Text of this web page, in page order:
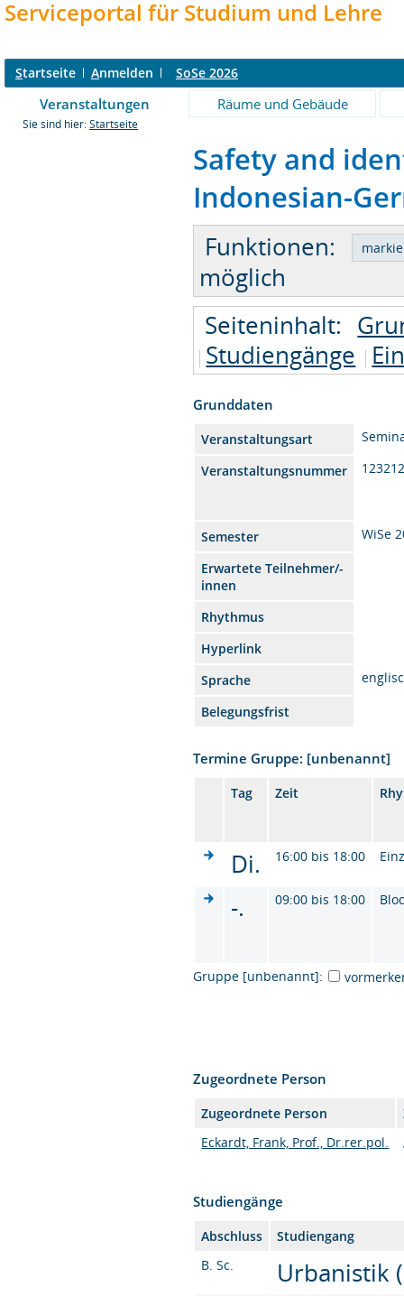
Serviceportal für Studium und Lehre
Startseite Anmelden SoSe 2026
Veranstaltungen Räume und Gebäude
Sie sind hier: Startseite
Safety and
Indonesian-
Funktionen:
möglich
Seiteninhalt:
Studiengänge
Grunddaten
Veranstaltungsart
Veranstaltungsnummer
Semester
WiSe
Erwartete Teilnehmer/-
innen
Rhythmus
Hyperlink
Sprache
Belegungsfrist
Termine Gruppe: [unbenannt]
Tag Zeit
Di. 16:00 bis 18:00
-. 09:00 bis 18:00
Gruppe [unbenannt]:
Zugeordnete Person
Zugeordnete Person
Eckardt, Frank, Prof., Dr.rer.pol.
Studiengänge
Abschluss
Studiengang
B. Sc.
Urbanistik